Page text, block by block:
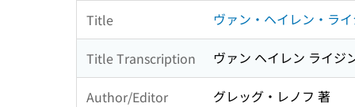
Title ヴァン・ヘイレン・ラ
Title Transcription ヴァン ヘイレン ライジ
Author/Editor
グレッグ・レノフ 著